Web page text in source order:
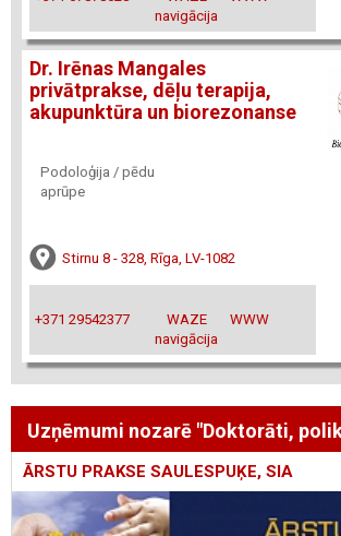
navigācija
Dr. Irēnas Mangales
privātprakse, dēļu terapija,
akupunktūra un biorezonanse
Podoloģija / pēdu
aprūpe
Stirnu 8 - 328, Rīga, LV-1082
+371 29542377
WAZE
navigācija
WWW
ĀRSTU PRAKSE SAULESPUĶE, SIA